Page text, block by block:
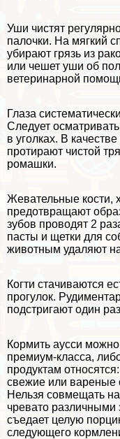
Уши чистят
палочки. На мягкий
убирают грязь из
или чешет уши об
ветеринарной
Глаза
Следует
в уголках. В
протирают чистой
ромашки.
Жевательные кости,
предотвращают
зубов проводят 2
пасты и щетки для
животным удаляют
Когти стачиваются
прогулок.
подстригают один
Кормить аусси
премиум-класса,
продуктам
свежие или вареные
Нельзя совмещать
чревато
съедает целую
следующего